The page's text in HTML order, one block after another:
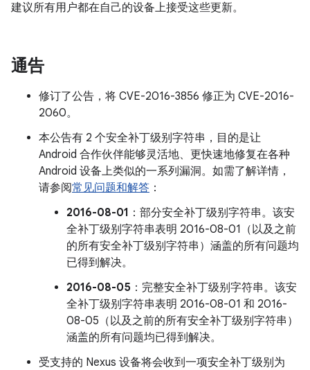
建议所有用户都在自己的设备上接受这些更新。
通告
修订了公告，将 CVE-2016-3856 修正为 CVE-2016-
2060。
本公告有 2 个安全补丁级别字符串，目的是让
Android 合作伙伴能够灵活地、更快速地修复在各种
Android 设备上类似的一系列漏洞。如需了解详情，
请参阅常见问题和解答 ：
2016-08-01 ：部分安全补丁级别字符串。该安
全补丁级别字符串表明 2016-08-01（以及之前
的所有安全补丁级别字符串）涵盖的所有问题均
已得到解决。
2016-08-05 ：完整安全补丁级别字符串。该安
全补丁级别字符串表明 2016-08-01 和 2016-
08-05（以及之前的所有安全补丁级别字符串）
涵盖的所有问题均已得到解决。
受支持的 Nexus 设备将会收到一项安全补丁级别为